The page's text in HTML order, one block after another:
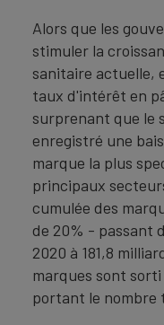
Alors que les
stimuler la
sanitaire actuelle,
taux d'intérêt en
surprenant que le
enregistré une
marque la plus
principaux
cumulée des
de 20% - passant
2020 à 181,8
marques sont
portant le nombre